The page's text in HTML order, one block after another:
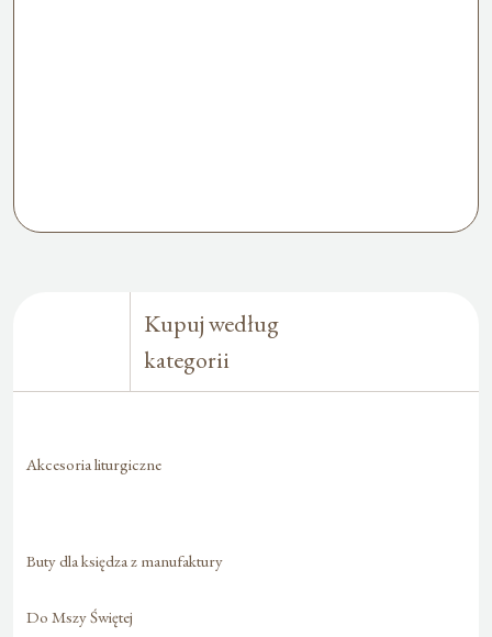
Kupuj według
kategorii
Akcesoria liturgiczne
Buty dla księdza z manufaktury
Do Mszy Świętej